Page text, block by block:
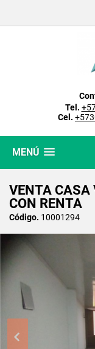
Tel.
Cel.
MENÚ
VENTA CASA
CON RENTA
Código. 10001294